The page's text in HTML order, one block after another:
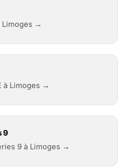
Limoges →
à Limoges →
9
9 à Limoges →